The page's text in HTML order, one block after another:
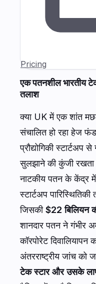
Pricing
एक पतनशील भारतीय
तलाश
क्या UK में एक शांत
संचालित हो रहा हेज
प्रौद्योगिकी
सुलझाने की कुंजी
नाटकीय पतन के केंद्र
स्टार्टअप
जिसकी$22 बिलियन
शानदार पतन ने गंभीर
कॉरपोरेट दिवालियापन
अंतरराष्ट्रीय जांच को
टेक स्टार और उसके